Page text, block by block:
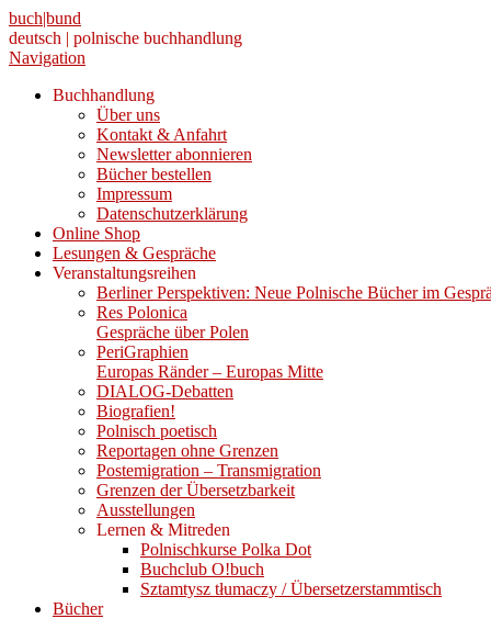
buch|bund
deutsch | polnische buchhandlung
Navigation
Buchhandlung
Über uns
Kontakt & Anfahrt
Newsletter abonnieren
Bücher bestellen
Impressum
Datenschutzerklärung
Online Shop
Lesungen & Gespräche
Veranstaltungsreihen
Berliner Perspektiven: Neue Polnische Bücher im
Res Polonica
Gespräche über Polen
PeriGraphien
Europas Ränder – Europas Mitte
DIALOG-Debatten
Biografien!
Polnisch poetisch
Reportagen ohne Grenzen
Postemigration – Transmigration
Grenzen der Übersetzbarkeit
Ausstellungen
Lernen & Mitreden
Polnischkurse Polka Dot
Buchclub O!buch
Sztamtysz tłumaczy / Übersetzerstammtisch
Bücher